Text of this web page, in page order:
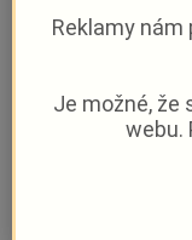
Sport
Plzeň–5. 6.|10:12
Reklamy
Je možné, že
webu.